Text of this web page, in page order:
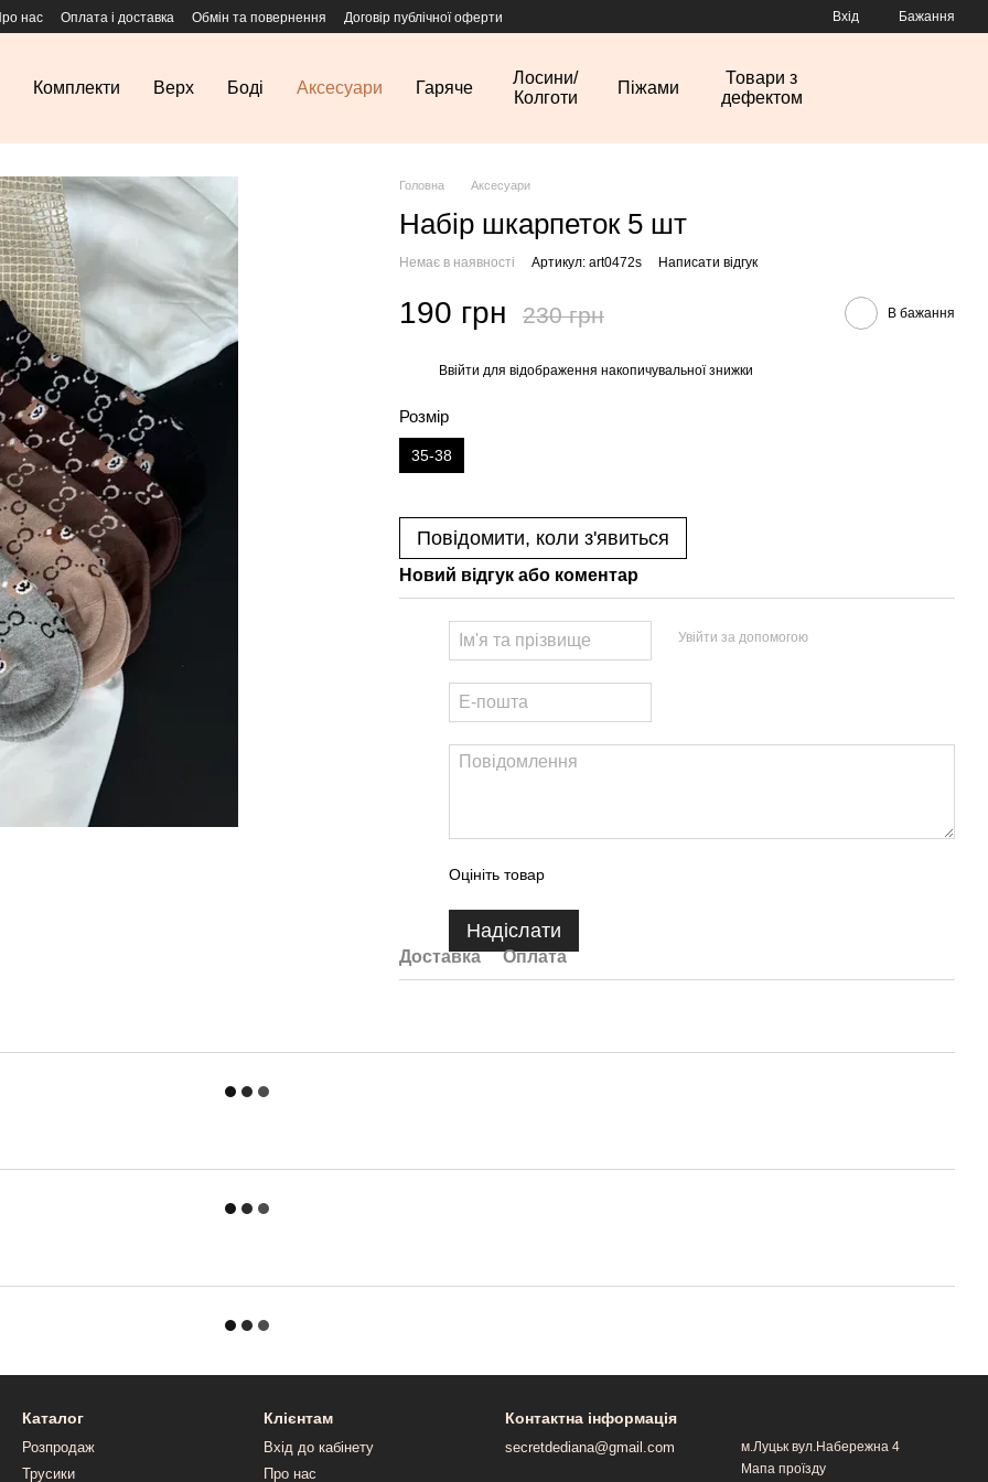
нас Оплата і доставка Обмін та повернення Договір публічної оферти Вхід Бажання
Комплекти Верх Боді Аксесуари Гаряче
Лосини/
Колготи
Піжами
Товари з
дефектом
Головна Аксесуари
Набір шкарпеток 5 шт
Немає в наявності Артикул: art0472s Написати відгук
190 грн 230 грн В бажання
Ввійти для відображення накопичувальної знижки
Розмір
35-38
Повідомити, коли з'явиться
Новий відгук або коментар
Увійти за допомогою
Оцініть товар
Надіслати
Доставка Оплата
Каталог
Розпродаж
Трусики
Клієнтам
Вхід до кабінету
Про нас
Контактна інформація
secretdediana@gmail.com
м.Луцьк вул.Набережна 4
Мапа проїзду